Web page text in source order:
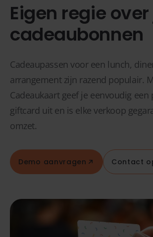
Eigen regie
cadeaubonnen
Cadeaupassen voor een lunch,
arrangement zijn razend populair.
Cadeaukaart geef je eenvoudig een
giftcard uit en is elke verkoop
omzet.
Demo aanvragen Contact